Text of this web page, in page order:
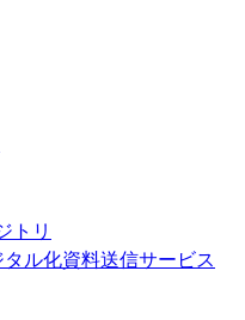
トリ
ル化資料送信サービス